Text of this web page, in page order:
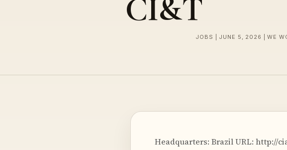
CI&T
JOBS | JUNE 5, 2026 | WE
Headquarters: Brazil URL: http://